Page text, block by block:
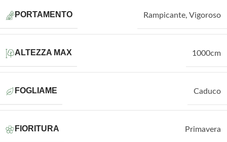
PORTAMENTO Rampicante, Vigoroso
ALTEZZA MAX 1000cm
FOGLIAME Caduco
FIORITURA Primavera